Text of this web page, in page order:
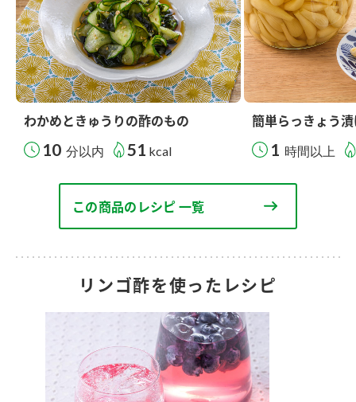
わかめときゅうりの酢のもの
10 分以内 51 kcal
簡単らっきょう漬
1 時間以上
この商品のレシピ 一覧
リンゴ酢を使ったレシピ